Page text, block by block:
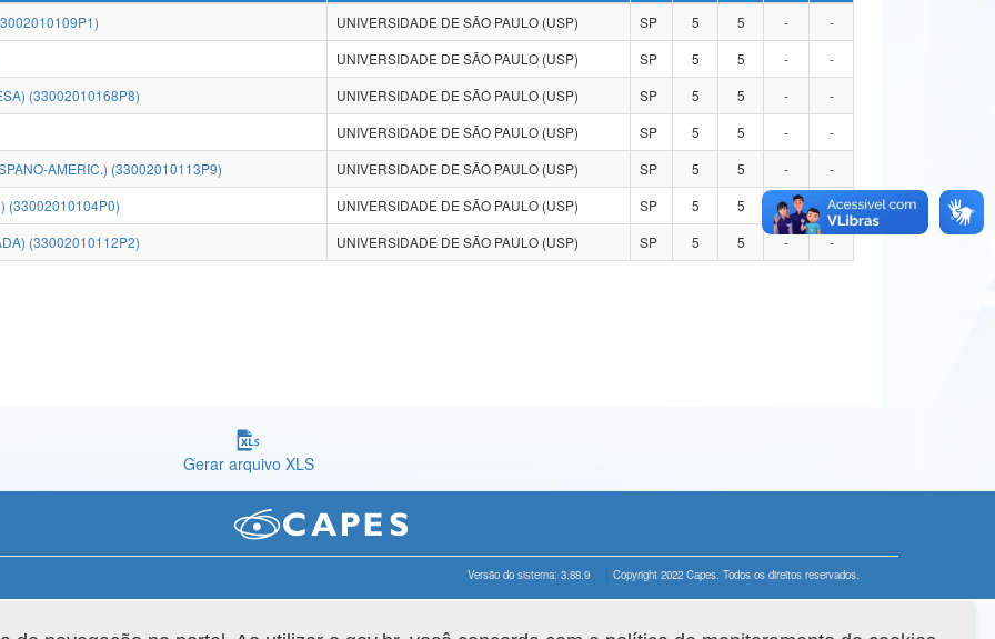
UNIVERSIDADE DE SÃO PAULO (USP) SP 5 5 -
-
UNIVERSIDADE DE SÃO PAULO (USP) SP 5 5 -
-
(33002010168P8)
UNIVERSIDADE DE SÃO PAULO (USP) SP 5 5 -
-
UNIVERSIDADE DE SÃO PAULO (USP) SP 5 5 -
-
AMERIC.) (33002010113P9)
UNIVERSIDADE DE SÃO PAULO (USP) SP 5 5 -
-
(33002010104P0)
UNIVERSIDADE DE SÃO PAULO (USP) SP 5 5 -
-
(33002010112P2)
UNIVERSIDADE DE SÃO PAULO (USP) SP 5 5 - -
Gerar arquivo XLS
Versão do sistema: 3.88.9 Copyright 2022 Capes. Todos os direitos reservados.